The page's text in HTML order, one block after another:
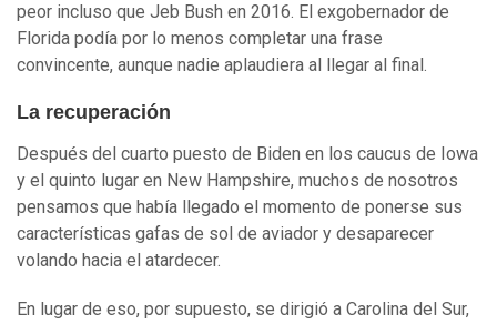
peor incluso que Jeb Bush en 2016. El exgobernador de
Florida podía por lo menos completar una frase
convincente, aunque nadie aplaudiera al llegar al final.
La recuperación
Después del cuarto puesto de Biden en los caucus de Iowa
y el quinto lugar en New Hampshire, muchos de nosotros
pensamos que había llegado el momento de ponerse sus
características gafas de sol de aviador y desaparecer
volando hacia el atardecer.
En lugar de eso, por supuesto, se dirigió a Carolina del Sur,